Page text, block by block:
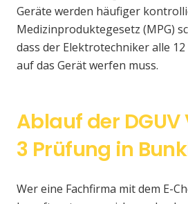
Geräte werden häufiger
Medizinproduktegesetz (MPG)
dass der Elektrotechniker alle
auf das Gerät werfen muss.
Ablauf der
3 Prüfung in
Wer eine Fachfirma mit dem E-